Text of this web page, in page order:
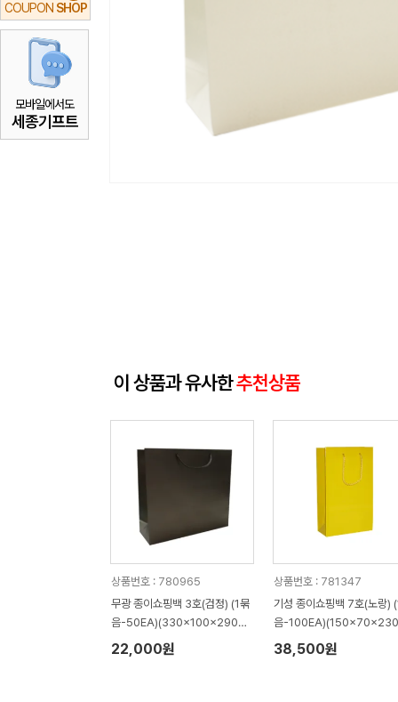
COUPON SHOP
모바일에서도
세종기프트
이 상품과 유사한추천상품
상품번호 : 780965
무광 종이쇼핑백 3호(검정) (1묶
음-50EA)(330x100x290m
m)
22,000원
상품번호 : 781347
기성 종이쇼핑백 7호(노랑)
음-
m)
38,500원